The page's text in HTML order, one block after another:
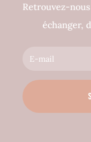
Retrouvez-
échanger,